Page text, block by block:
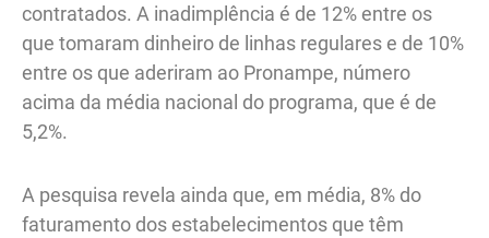
contratados. A inadimplência é de 12% entre os
que tomaram dinheiro de linhas regulares e de 10%
entre os que aderiram ao Pronampe, número
acima da média nacional do programa, que é de
5,2%.
A pesquisa revela ainda que, em média, 8% do
faturamento dos estabelecimentos que têm